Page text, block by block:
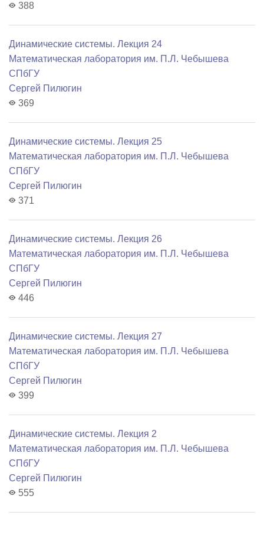
388
Динамические системы. Лекция 24
Математичеcкая лаборатория им. П.Л. Чебышева
СПбГУ
Сергей Пилюгин
369
Динамические системы. Лекция 25
Математичеcкая лаборатория им. П.Л. Чебышева
СПбГУ
Сергей Пилюгин
371
Динамические системы. Лекция 26
Математичеcкая лаборатория им. П.Л. Чебышева
СПбГУ
Сергей Пилюгин
446
Динамические системы. Лекция 27
Математичеcкая лаборатория им. П.Л. Чебышева
СПбГУ
Сергей Пилюгин
399
Динамические системы. Лекция 2
Математичеcкая лаборатория им. П.Л. Чебышева
СПбГУ
Сергей Пилюгин
555